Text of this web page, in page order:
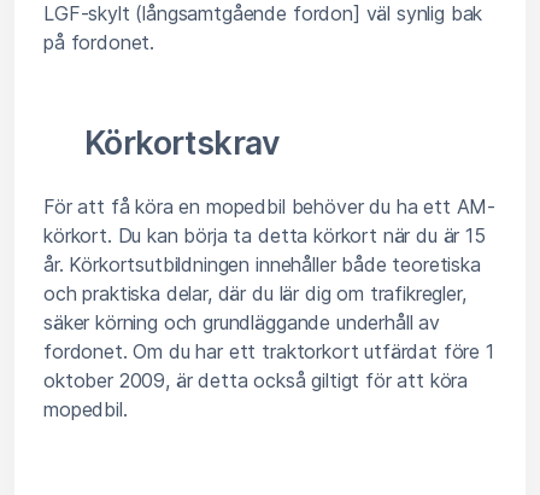
LGF-skylt (långsamtgående fordon] väl synlig bak
på fordonet.
Körkortskrav
För att få köra en mopedbil behöver du ha ett AM-
körkort. Du kan börja ta detta körkort när du är 15
år. Körkortsutbildningen innehåller både teoretiska
och praktiska delar, där du lär dig om trafikregler,
säker körning och grundläggande underhåll av
fordonet. Om du har ett traktorkort utfärdat före 1
oktober 2009, är detta också giltigt för att köra
mopedbil.